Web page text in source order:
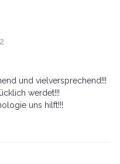
und vielversprechend!!!
werdet!!!
uns hilft!!!